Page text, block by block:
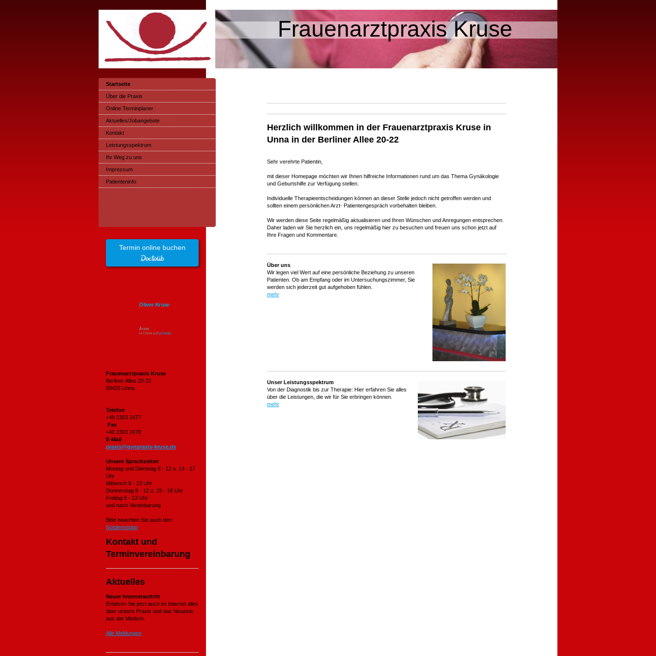
Frauenarztpraxis Kruse
Herzlich willkommen in der Frauenarztpraxis Kruse in
Unna in der Berliner Allee 20-22
Sehr verehrte Patientin,
mit dieser Homepage möchten wir Ihnen hilfreiche Informationen rund um das Thema Gynäkologie
und Geburtshilfe zur Verfügung stellen.
Individuelle Therapieentscheidungen können an dieser Stelle jedoch nicht getroffen werden und
sollten einem persönlichen Arzt- Patientengespräch vorbehalten bleiben.
Wir werden diese Seite regelmäßig aktualisieren und Ihren Wünschen und Anregungen entsprechen.
Daher laden wir Sie herzlich ein, uns regelmäßig hier zu besuchen und freuen uns schon jetzt auf
Ihre Fragen und Kommentare.
Über uns
Wir legen viel Wert auf eine persönliche Beziehung zu unseren
Patienten. Ob am Empfang oder im Untersuchungszimmer, Sie
werden sich jederzeit gut aufgehoben fühlen.
mehr
Unser Leistungsspektrum
Von der Diagnostik bis zur Therapie: Hier erfahren Sie alles
über die Leistungen, die wir für Sie erbringen können.
mehr
Startseite
Über die Praxis
Online Terminplaner
Aktuelles/Jobangebote
Kontakt
Leistungsspektrum
Ihr Weg zu uns
Impressum
Patienteninfo
Termin online buchen
Oliver Kruse
Ärzte
in Unna auf jameda
Frauenarztpraxis Kruse
Berliner Allee 20-22
59425 Unna
Telefon
+49 2303 2477
Fax
+49 2303 2478
E-Mail
praxis@gynpraxis-kruse.de
Unsere Sprechzeiten
Montag und Dienstag 8 - 12 u. 14 - 17
Uhr
Mittwoch 8 - 13 Uhr
Donnerstag 8 - 12 u. 15 - 18 Uhr
Freitag 8 - 13 Uhr
und nach Vereinbarung
Bitte beachten Sie auch den
Notdienstplan
Kontakt und
Terminvereinbarung
Aktuelles
Neuer Internetauftritt
Erfahren Sie jetzt auch im Internet alles
über unsere Praxis und das Neueste
aus der Medizin.
Alle Meldungen